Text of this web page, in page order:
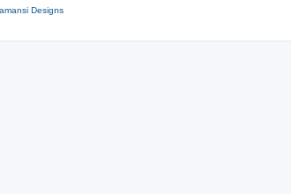
Designs